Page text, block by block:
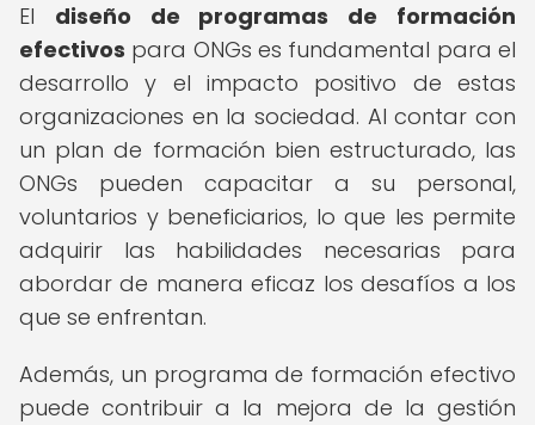
El diseño de programas de formación
efectivos para ONGs es fundamental para el
desarrollo y el impacto positivo de estas
organizaciones en la sociedad. Al contar con
un plan de formación bien estructurado, las
ONGs pueden capacitar a su personal,
voluntarios y beneficiarios, lo que les permite
adquirir las habilidades necesarias para
abordar de manera eficaz los desafíos a los
que se enfrentan.
Además, un programa de formación efectivo
puede contribuir a la mejora de la gestión